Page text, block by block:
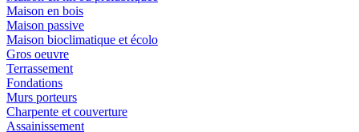
Maison en bois
Maison passive
Maison bioclimatique et écolo
Gros oeuvre
Terrassement
Fondations
Murs porteurs
Charpente et couverture
Assainissement